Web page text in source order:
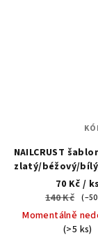
NAILCRUST
zlatý/béžový/
-70 Kč / ks
140 Kč
Momentálně
(>5 ks)